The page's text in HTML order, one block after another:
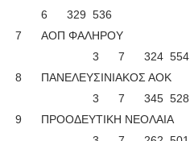
6
329 536
7
ΑΟΠ ΦΑΛΗΡΟΥ
3
7 324 554
8
ΠΑΝΕΛΕΥΣΙΝΙΑΚΟΣ ΑΟΚ
3
7 345 528
9
ΠΡΟΟΔΕΥΤΙΚΗ ΝΕΟΛΑΙΑ